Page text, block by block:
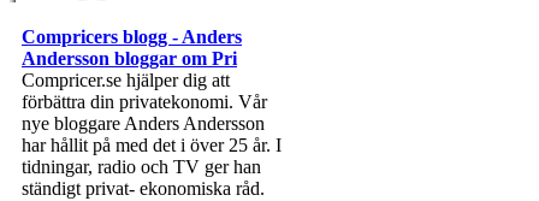
Compricers blogg - Anders
Andersson bloggar om Pri
Compricer.se hjälper dig att
förbättra din privatekonomi. Vår
nye bloggare Anders Andersson
har hållit på med det i över 25 år. I
tidningar, radio och TV ger han
ständigt privat- ekonomiska råd.